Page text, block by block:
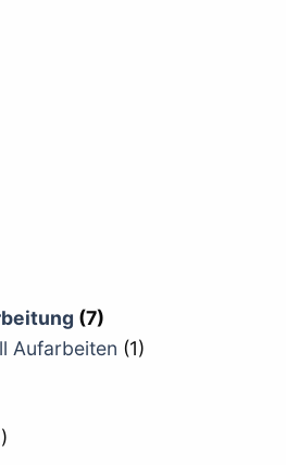
(7)
Aufarbeiten (1)